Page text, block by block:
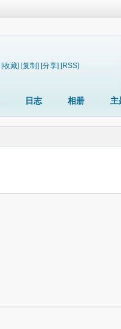
[收藏] [复制] [分享] [RSS]
日志 相册 主